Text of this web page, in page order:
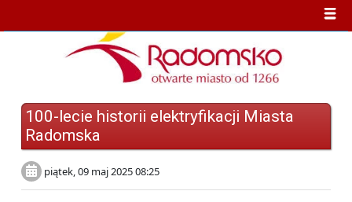
100-lecie historii elektryfikacji Miasta
Radomska
piątek, 09 maj 2025 08:25